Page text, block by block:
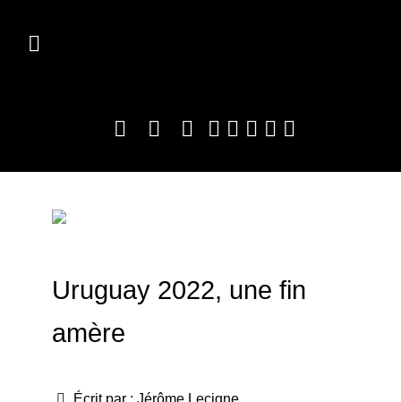
Uruguay 2022, une fin
amère
Écrit par : Jérôme Lecigne